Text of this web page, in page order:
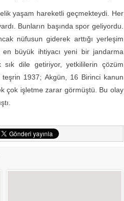
yaşam hareketli geçmekteydi. Her
Bunların başında spor geliyordu.
nüfusun giderek arttığı yerleşim
en büyük ihtiyacı yeni bir jandarma
sık dile getiriyor, yetkililerin çözüm
teşrin 1937; Akgün, 16 Birinci kanun
çok işletme zarar görmüştü. Bu olay